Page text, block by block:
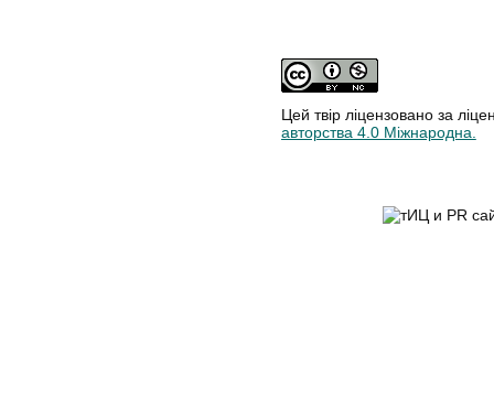
Цей твір ліцензовано за
авторства 4.0 Міжнародна.